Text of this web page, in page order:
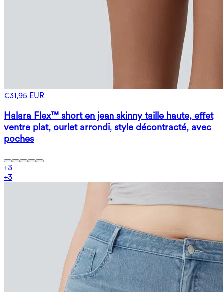
€31,95 EUR
Halara Flex™ short en jean skinny taille haute, effet
ventre plat, ourlet arrondi, style décontracté, avec
poches
+3
+3